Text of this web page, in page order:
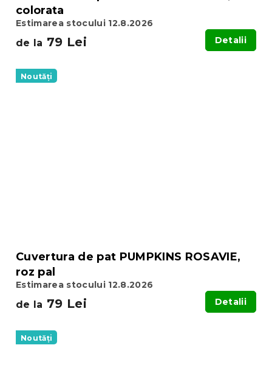
colorata
Estimarea stocului 12.8.2026
de la 79 Lei Detalii
Noutăți
Cuvertura de pat PUMPKINS ROSAVIE,
roz pal
Estimarea stocului 12.8.2026
de la 79 Lei Detalii
Noutăți